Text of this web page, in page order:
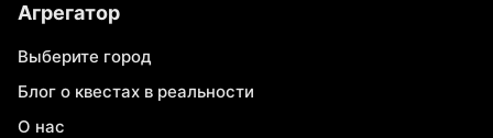
Агрегатор
Выберите город
Блог о квестах в реальности
О нас